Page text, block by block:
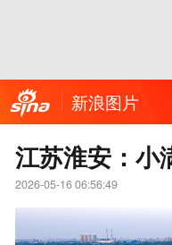
新浪图片
江苏淮安：小
2026-05-16 06:56:49